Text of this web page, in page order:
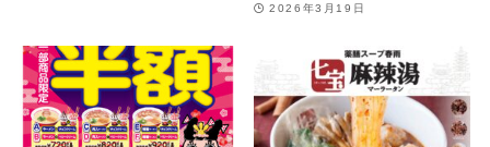
2026年3月19日